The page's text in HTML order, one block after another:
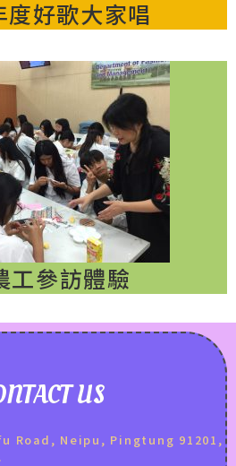
度好歌大家唱
工參訪體驗
US
Road, Neipu, Pingtung 91201,